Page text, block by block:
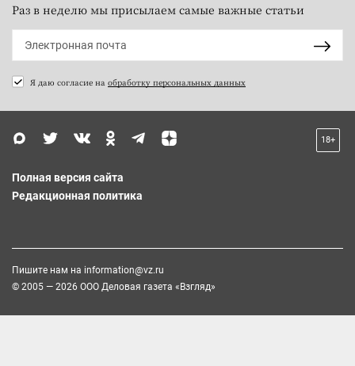
Раз в неделю мы присылаем самые важные статьи
Я даю согласие на обработку персональных данных
18+
Полная версия сайта
Редакционная политика
Пишите нам на information@vz.ru
© 2005 — 2026 ООО Деловая газета «Взгляд»